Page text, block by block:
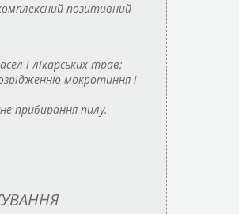
позитивний
і лікарських трав;
мокротиння і
прибирання пилу.